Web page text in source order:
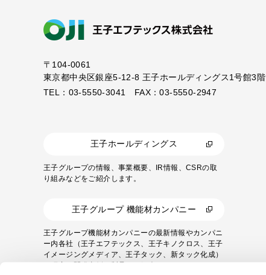
〒104-0061
東京都中央区銀座5-12-8 王子ホールディングス1号館3階
TEL：03-5550-3041 FAX：03-5550-2947
王子ホールディングス
王子グループの情報、事業概要、IR情報、CSRの取
り組みなどをご紹介します。
王子グループ 機能材カンパニー
王子グループ機能材カンパニーの最新情報やカンパニ
ー内各社（王子エフテックス、王子キノクロス、王子
イメージングメディア、王子タック、新タック化成）